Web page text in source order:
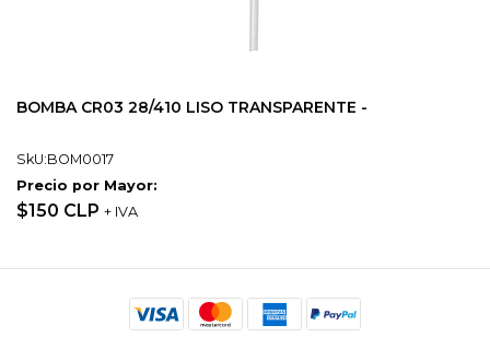
BOMBA CR03 28/410 LISO TRANSPARENTE -
SkU:BOM0017
Precio por Mayor:
$150 CLP + IVA